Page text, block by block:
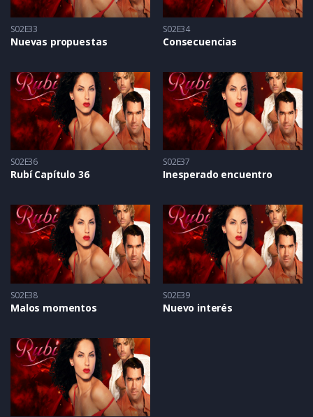
S02E33
Nuevas propuestas
S02E34
Consecuencias
S02E36
Rubí Capítulo 36
S02E37
Inesperado encuentro
S02E38
Malos momentos
S02E39
Nuevo interés